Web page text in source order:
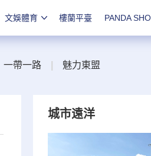
文娛體育 樓蘭平臺 PANDA
一帶一路 魅力東盟
城市遠洋